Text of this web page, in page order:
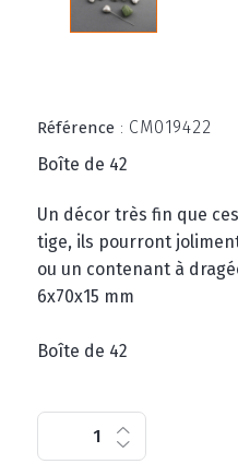
Référence : CM019422
Boîte de 42
Un décor très fin que
tige, ils pourront
ou un contenant à
6x70x15 mm
Boîte de 42